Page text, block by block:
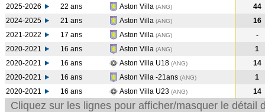
2025-2026 22 ans Aston Villa (ANG)
44
2024-2025
21 ans Aston Villa (ANG)
16
2021-2022
17 ans Aston Villa (ANG)
-
2020-2021
16 ans Aston Villa (ANG)
1
2020-2021
16 ans Aston Villa U18 (ANG)
14
2020-2021
16 ans Aston Villa -21ans (ANG)
1
2020-2021
16 ans Aston Villa U23 (ANG) 14
Cliquez sur les lignes pour afficher/masquer le détail